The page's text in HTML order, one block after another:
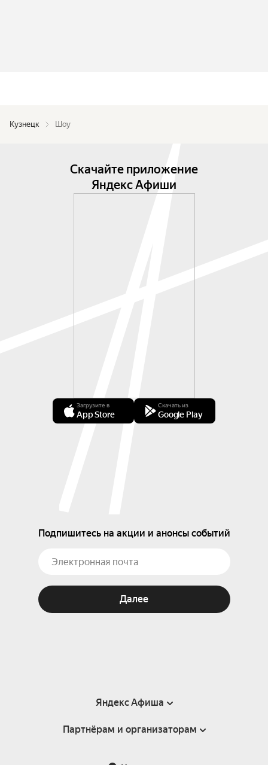
Кузнецк Шоу
Скачайте приложение
Яндекс Афиши
Загрузите в
App Store
Скачать из
Google Play
Подпишитесь на акции и анонсы событий
Далее
Яндекс Афиша
Справка
Партнёрам и организаторам